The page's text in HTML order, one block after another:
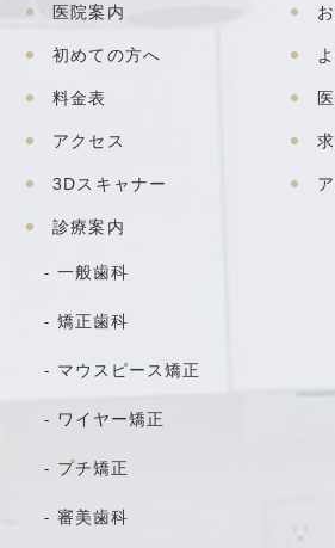
医院案内
初めての方へ
料金表
アクセス
3Dスキャナー
診療案内
一般歯科
矯正歯科
マウスピース矯正
ワイヤー矯正
プチ矯正
審美歯科